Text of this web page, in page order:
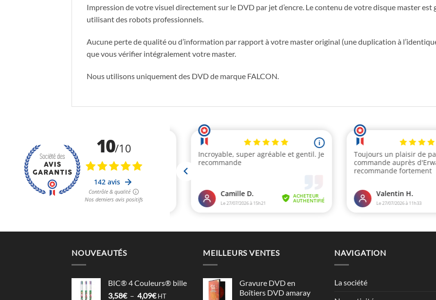
Impression de votre visuel directement sur le DVD par jet d’encre. Le contenu de votre disque master
utilisant des robots professionnels.
Aucune perte de qualité ou d’information par rapport à votre master original (une duplication à
que vous vérifier intégralement votre master.
Nous utilisons uniquement des DVD de marque FALCON.
NOUVEAUTÉS
BIC® 4 Couleurs® bille
3,58€ – 4,09€Plage
HT
MEILLEURS VENTES
Gravure DVD en
Boîtiers DVD amaray
NAVIGATION
La société